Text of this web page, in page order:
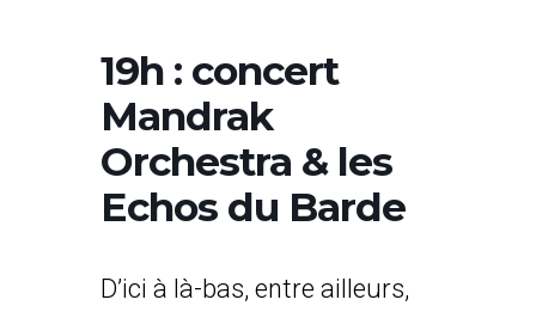
19h : concert
Mandrak
Orchestra & les
Echos du Barde
D’ici à là-bas, entre ailleurs,